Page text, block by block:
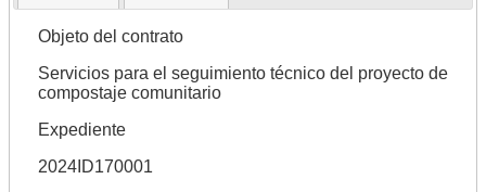
Objeto del contrato
Servicios para el seguimiento técnico del proyecto de
compostaje comunitario
Expediente
2024ID170001